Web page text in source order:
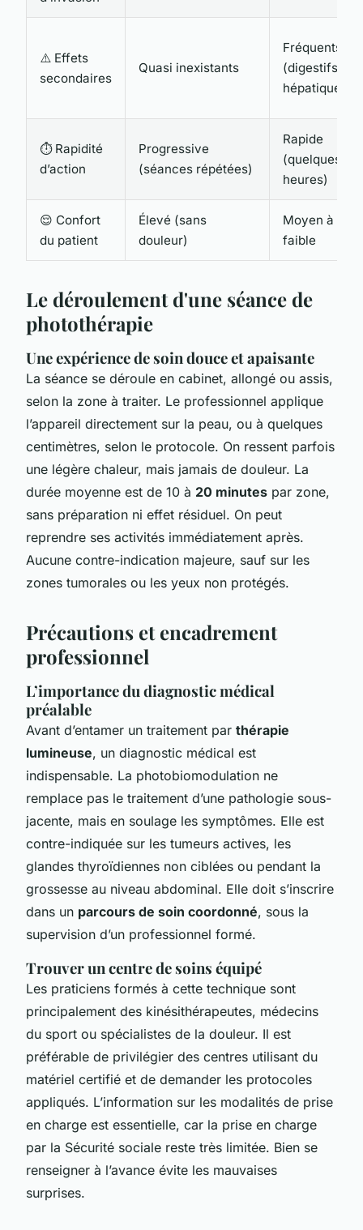
⚠️ Effets
secondaires
Quasi inexistants
Fréquents
(digestifs,
hépatiques)
⏱️ Rapidité
d’action
Progressive
(séances répétées)
Rapide
(quelques
heures)
😌 Confort
du patient
Élevé (sans
douleur)
Moyen à
faible
Le déroulement d'une séance de
photothérapie
Une expérience de soin douce et apaisante
La séance se déroule en cabinet, allongé ou assis,
selon la zone à traiter. Le professionnel applique
l’appareil directement sur la peau, ou à quelques
centimètres, selon le protocole. On ressent parfois
une légère chaleur, mais jamais de douleur. La
durée moyenne est de 10 à 20 minutes par zone,
sans préparation ni effet résiduel. On peut
reprendre ses activités immédiatement après.
Aucune contre-indication majeure, sauf sur les
zones tumorales ou les yeux non protégés.
Précautions et encadrement
professionnel
L’importance du diagnostic médical
préalable
Avant d’entamer un traitement par thérapie
lumineuse, un diagnostic médical est
indispensable. La photobiomodulation ne
remplace pas le traitement d’une pathologie sous-
jacente, mais en soulage les symptômes. Elle est
contre-indiquée sur les tumeurs actives, les
glandes thyroïdiennes non ciblées ou pendant la
grossesse au niveau abdominal. Elle doit s’inscrire
dans un parcours de soin coordonné, sous la
supervision d’un professionnel formé.
Trouver un centre de soins équipé
Les praticiens formés à cette technique sont
principalement des kinésithérapeutes, médecins
du sport ou spécialistes de la douleur. Il est
préférable de privilégier des centres utilisant du
matériel certifié et de demander les protocoles
appliqués. L’information sur les modalités de prise
en charge est essentielle, car la prise en charge
par la Sécurité sociale reste très limitée. Bien se
renseigner à l’avance évite les mauvaises
surprises.